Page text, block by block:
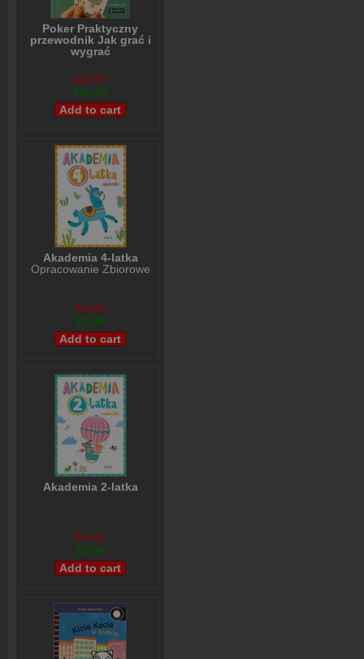
Poker Praktyczny
przewodnik Jak grać i
wygrać
$24,07
$22,07
Akademia 4-latka
Opracowanie Zbiorowe
$4,00
$3,00
Akademia 2-latka
$4,00
$3,00